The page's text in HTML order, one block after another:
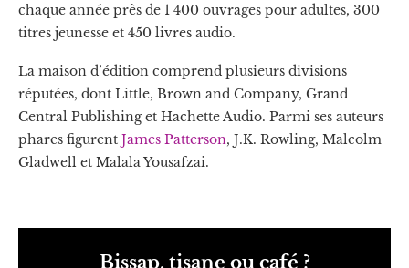
chaque année près de 1 400 ouvrages pour adultes, 300
titres jeunesse et 450 livres audio.
La maison d’édition comprend plusieurs divisions
réputées, dont Little, Brown and Company, Grand
Central Publishing et Hachette Audio. Parmi ses auteurs
phares figurent James Patterson, J.K. Rowling, Malcolm
Gladwell et Malala Yousafzai.
Bissap, tisane ou café ?